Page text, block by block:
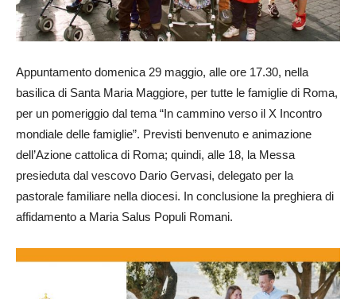
Appuntamento domenica 29 maggio, alle ore 17.30, nella
basilica di Santa Maria Maggiore, per tutte le famiglie di Roma,
per un pomeriggio dal tema “In cammino verso il X Incontro
mondiale delle famiglie”. Previsti benvenuto e animazione
dell’Azione cattolica di Roma; quindi, alle 18, la Messa
presieduta dal vescovo Dario Gervasi, delegato per la
pastorale familiare nella diocesi. In conclusione la preghiera di
affidamento a Maria Salus Populi Romani.